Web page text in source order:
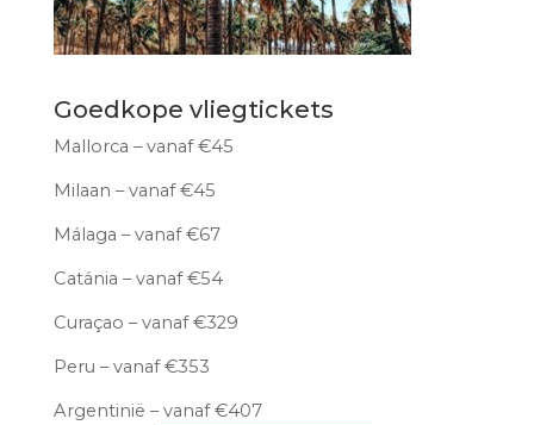
Goedkope vliegtickets
Mallorca – vanaf €45
Milaan – vanaf €45
Málaga – vanaf €67
Catánia – vanaf €54
Curaçao – vanaf €329
Peru – vanaf €353
Argentinië – vanaf €407